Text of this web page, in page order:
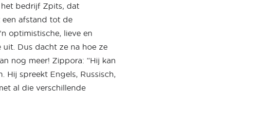
bedrijf Zpits, dat
afstand tot de
optimistische, lieve en
uit. Dus dacht ze na hoe ze
nog meer! Zippora: “Hij kan
Hij spreekt Engels, Russisch,
al die verschillende